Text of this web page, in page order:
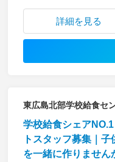
詳細を見る
東広島北部学校給食セ
学校給食シェア
トスタッフ募集｜
を一緒に作りません